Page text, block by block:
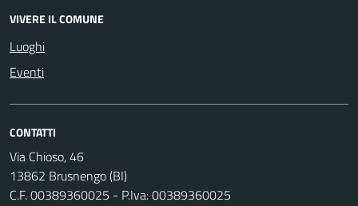
VIVERE IL COMUNE
Luoghi
Eventi
CONTATTI
Via Chioso, 46
13862 Brusnengo (BI)
C.F. 00389360025 - P.Iva: 00389360025